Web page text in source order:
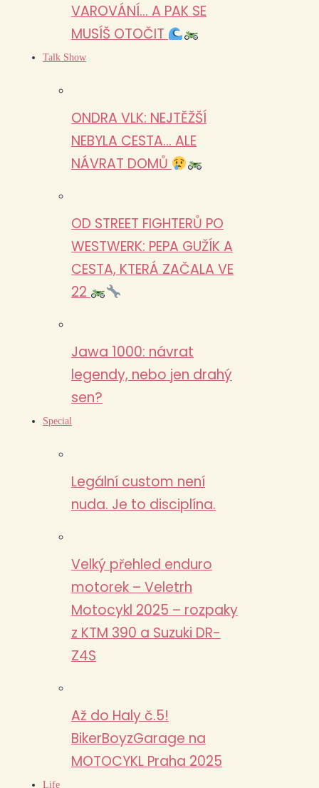
VAROVÁNÍ… A PAK SE
MUSÍŠ OTOČIT
Talk Show
ONDRA VLK: NEJTĚŽŠÍ
NEBYLA CESTA… ALE
NÁVRAT DOMŮ
OD STREET FIGHTERŮ PO
WESTWERK: PEPA GUŽÍK A
CESTA, KTERÁ ZAČALA VE
22
Jawa 1000: návrat
legendy, nebo jen drahý
sen?
Special
Legální custom není
nuda. Je to disciplína.
Velký přehled enduro
motorek – Veletrh
Motocykl 2025 – rozpaky
z KTM 390 a Suzuki DR-
Z4S
Až do Haly č.5!
BikerBoyzGarage na
MOTOCYKL Praha 2025
Life